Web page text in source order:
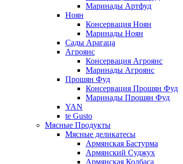
Маринады Артфуд
Ноян
Консервация Ноян
Маринады Ноян
Сады Арагаца
Агроянс
Консервация Агроянс
Маринады Агроянс
Прошян Фуд
Консервация Прошян Фуд
Маринады Прошян Фуд
YAN
te Gusto
Мясные Продукты
Мясные деликатесы
Армянская Бастурма
Армянский Суджух
Армянская Колбаса